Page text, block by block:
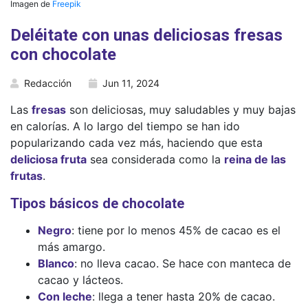
Imagen de Freepik
Deléitate con unas deliciosas fresas
con chocolate
Redacción Jun 11, 2024
Las fresas son deliciosas, muy saludables y muy bajas
en calorías. A lo largo del tiempo se han ido
popularizando cada vez más, haciendo que esta
deliciosa fruta sea considerada como la reina de las
frutas.
Tipos básicos de chocolate
Negro: tiene por lo menos 45% de cacao es el
más amargo.
Blanco: no lleva cacao. Se hace con manteca de
cacao y lácteos.
Con leche: llega a tener hasta 20% de cacao.